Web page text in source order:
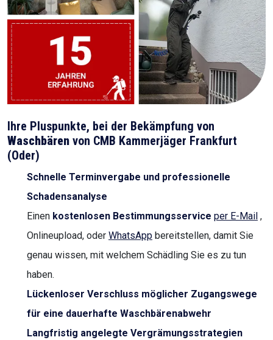
Ihre Pluspunkte, bei der Bekämpfung von
Waschbären von CMB Kammerjäger Frankfurt
(Oder)
Schnelle Terminvergabe und professionelle
Schadensanalyse
Einen kostenlosen Bestimmungsservice per E-Mail ,
Onlineupload, oder WhatsApp bereitstellen, damit Sie
genau wissen, mit welchem Schädling Sie es zu tun
haben.
Lückenloser Verschluss möglicher Zugangswege
für eine dauerhafte Waschbärenabwehr
Langfristig angelegte Vergrämungsstrategien